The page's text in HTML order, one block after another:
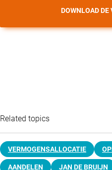
DOWNLOAD DE
Related topics
VERMOGENSALLOCATIE
AANDELEN JAN DE BRUIJN